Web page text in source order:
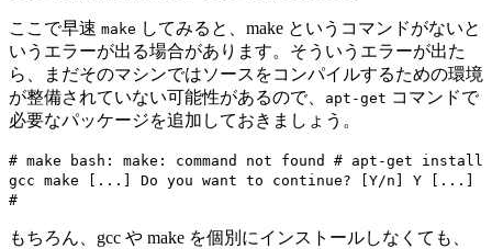
ここで早速 make してみると、make というコマンドがないと
いうエラーが出る場合があります。そういうエラーが出た
ら、まだそのマシンではソースをコンパイルするための環境
が整備されていない可能性があるので、
apt-get コマンドで
必要なパッケージを追加しておきましょう。
# make bash: make: command not found # apt-get install
gcc make [...] Do you want to continue? [Y/n] Y [...]
#
もちろん、gcc や make を個別にインストールしなくても、